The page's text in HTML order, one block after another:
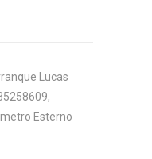
Lucas
Esterno